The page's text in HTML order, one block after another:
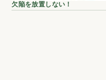
欠陥を放置しない！